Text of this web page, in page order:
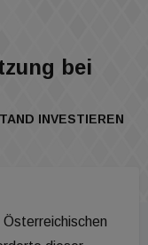
bei
INVESTIEREN